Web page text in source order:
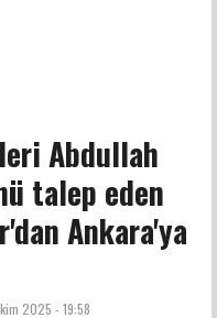
Abdullah
talep eden
Ankara'ya
2025 - 19:58